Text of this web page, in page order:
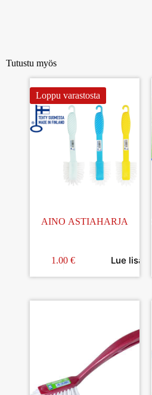
Tutustu myös
Loppu varastosta
AINO ASTIAHARJA
1.00 € Lue lisää